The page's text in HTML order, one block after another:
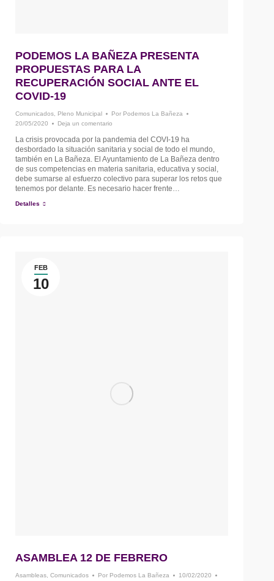
PODEMOS LA BAÑEZA PRESENTA
PROPUESTAS PARA LA
RECUPERACIÓN SOCIAL ANTE EL
COVID-19
Comunicados, Pleno Municipal Por Podemos La Bañeza
20/05/2020
Deja un comentario
La crisis provocada por la pandemia del COVI-19 ha
desbordado la situación sanitaria y social de todo el mundo,
también en La Bañeza. El Ayuntamiento de La Bañeza dentro
de sus competencias en materia sanitaria, educativa y social,
debe sumarse al esfuerzo colectivo para superar los retos que
tenemos por delante. Es necesario hacer frente…
Detalles
FEB
10
ASAMBLEA 12 DE FEBRERO
Asambleas, Comunicados Por Podemos La Bañeza
10/02/2020